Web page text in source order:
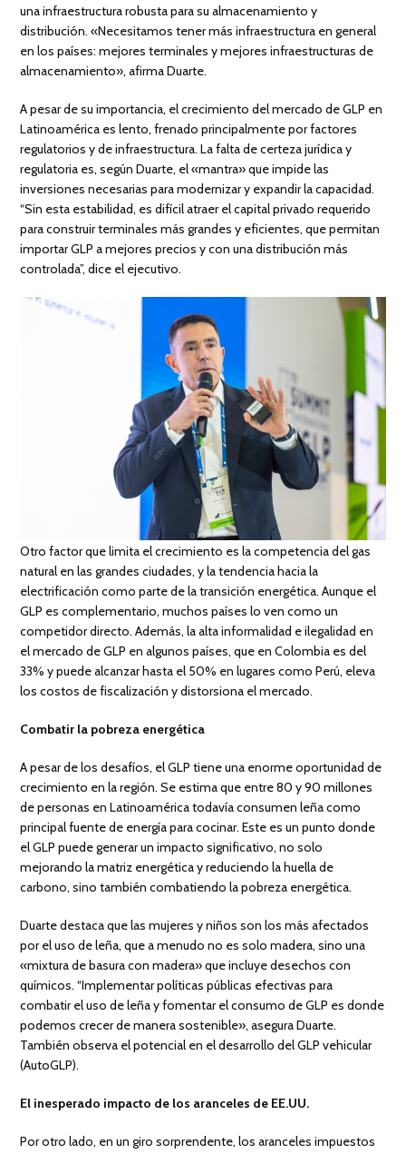
una infraestructura robusta para su almacenamiento y
distribución. «Necesitamos tener más infraestructura en general
en los países: mejores terminales y mejores infraestructuras de
almacenamiento», afirma Duarte.
A pesar de su importancia, el crecimiento del mercado de GLP en
Latinoamérica es lento, frenado principalmente por factores
regulatorios y de infraestructura. La falta de certeza jurídica y
regulatoria es, según Duarte, el «mantra» que impide las
inversiones necesarias para modernizar y expandir la capacidad.
“Sin esta estabilidad, es difícil atraer el capital privado requerido
para construir terminales más grandes y eficientes, que permitan
importar GLP a mejores precios y con una distribución más
controlada”, dice el ejecutivo.
Otro factor que limita el crecimiento es la competencia del gas
natural en las grandes ciudades, y la tendencia hacia la
electrificación como parte de la transición energética. Aunque el
GLP es complementario, muchos países lo ven como un
competidor directo. Además, la alta informalidad e ilegalidad en
el mercado de GLP en algunos países, que en Colombia es del
33% y puede alcanzar hasta el 50% en lugares como Perú, eleva
los costos de fiscalización y distorsiona el mercado.
Combatir la pobreza energética
A pesar de los desafíos, el GLP tiene una enorme oportunidad de
crecimiento en la región. Se estima que entre 80 y 90 millones
de personas en Latinoamérica todavía consumen leña como
principal fuente de energía para cocinar. Este es un punto donde
el GLP puede generar un impacto significativo, no solo
mejorando la matriz energética y reduciendo la huella de
carbono, sino también combatiendo la pobreza energética.
Duarte destaca que las mujeres y niños son los más afectados
por el uso de leña, que a menudo no es solo madera, sino una
«mixtura de basura con madera» que incluye desechos con
químicos. “Implementar políticas públicas efectivas para
combatir el uso de leña y fomentar el consumo de GLP es donde
podemos crecer de manera sostenible», asegura Duarte.
También observa el potencial en el desarrollo del GLP vehicular
(AutoGLP).
El inesperado impacto de los aranceles de EE.UU.
Por otro lado, en un giro sorprendente, los aranceles impuestos